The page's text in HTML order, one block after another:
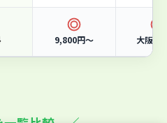
日・夜間問わず回収に駆け
付けにも柔軟に対応可能で
9,800円〜 大阪府